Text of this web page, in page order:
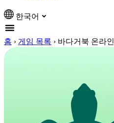
한국어
홈 › 게임 목록 › 바다거북 온라인